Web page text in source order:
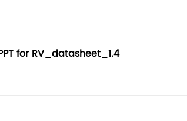
for RV_datasheet_1.4